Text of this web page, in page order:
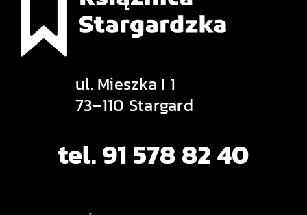
ul. Mieszka I 1
73–110 Stargard
tel. 91 578 82 40